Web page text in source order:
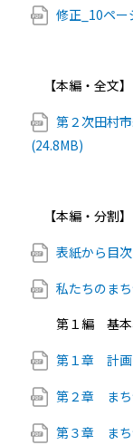
修正_10ペー
【本編・全文】
第２次田村
(24.8MB)
【本編・分割】
表紙から目
私たちのま
第１編 基本
第１章 計画
第２章 まち
第３章 まち